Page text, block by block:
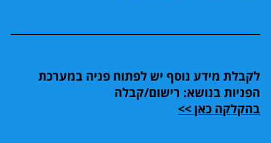
לקבלת מידע נוסף יש לפתוח פניה במערכת
הפניות בנושא: רישום/קבלה
בהקלקה כאן >>